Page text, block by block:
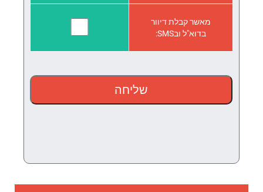
מאשר קבלת דיוור
בדוא"ל ובSMS: